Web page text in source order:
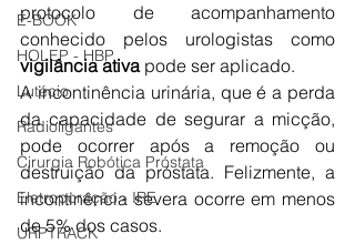
E-BOOK
HOLEP - HBP
Lutécio
Radioligantes
Cirurgia Robótica Próstata
Eletroporação - IRE
URPTRACK
protocolo de acompanhamento
vigilância ativa pode ser aplicado.
A incontinência urinária, que é a perda
da capacidade de segurar a micção,
pode ocorrer após a remoção ou
destruição da próstata. Felizmente, a
incontinência severa ocorre em menos
de 5% dos casos.